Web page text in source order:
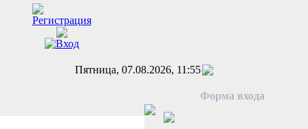
Пятница, 07.08.2026, 11:55
Форма входа